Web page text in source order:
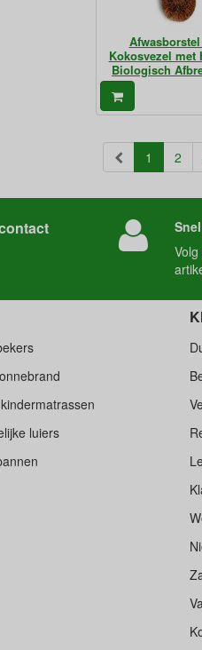
Kokosvezel met
Biologisch
1 (current)
2
luiers